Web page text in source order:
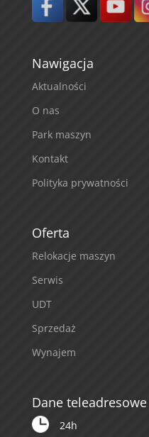
Nawigacja
Aktualności
O nas
Park maszyn
Kontakt
Polityka prywatności
Oferta
Relokacje maszyn
Serwis
UDT
Sprzedaż
Wynajem
Dane teleadresowe
24h